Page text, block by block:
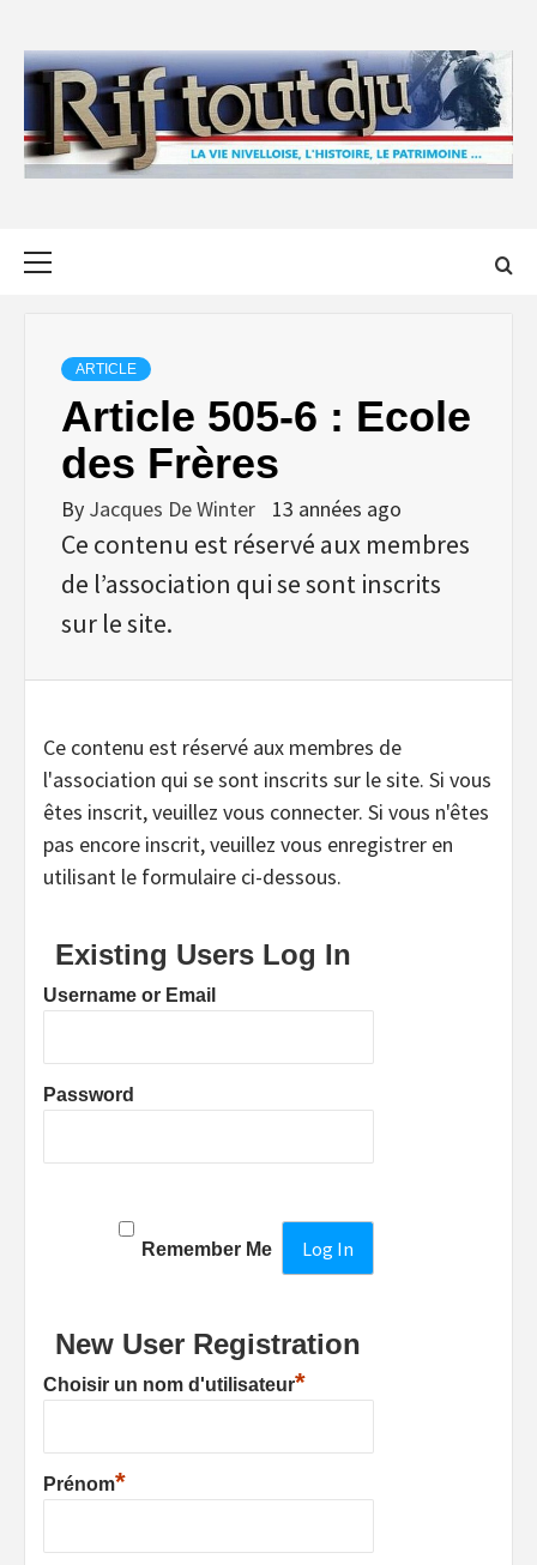
content
ARTICLE
Article 505-6 : Ecole
des Frères
By Jacques De Winter 13 années ago
Ce contenu est réservé aux membres
de l’association qui se sont inscrits
sur le site.
Ce contenu est réservé aux membres de
l'association qui se sont inscrits sur le site. Si vous
êtes inscrit, veuillez vous connecter. Si vous n'êtes
pas encore inscrit, veuillez vous enregistrer en
utilisant le formulaire ci-dessous.
Existing Users Log In
Username or Email
Password
Remember Me
New User Registration
Choisir un nom d'utilisateur*
Prénom*